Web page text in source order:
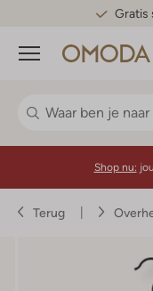
Gratis
Menu
Shop nu:
Terug